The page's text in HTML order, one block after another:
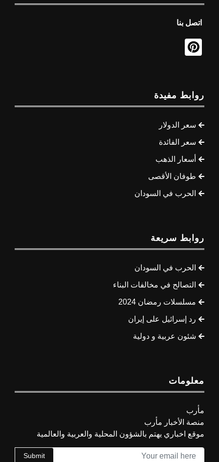
اتصل بنا
روابط مفيدة
سعر الدولار
سعر الفائدة
أسعار الذهب
طوفان الأقصى
الحرب في السودان
روابط سريعة
الحرب في السودان
التصالح في مخالفات البناء
مسلسلات رمضان 2024
رد إسرائيل على إيران
شئون عربية و دولية
معلومات
مأرب
منصة الأخبار مأرب
موقع اخباري يهتم بالشؤون المحلية والعربية والعالمية
Submit